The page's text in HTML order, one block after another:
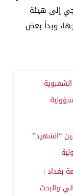
إلى هيئة
وبدأ بعض
“الشهيد”
بغداد |
والبحث